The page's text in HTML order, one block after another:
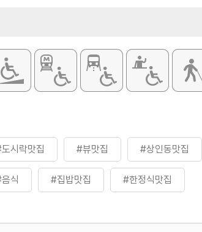
시락맛집 #뷰맛집 #상인동맛집
식 #집밥맛집 #한정식맛집